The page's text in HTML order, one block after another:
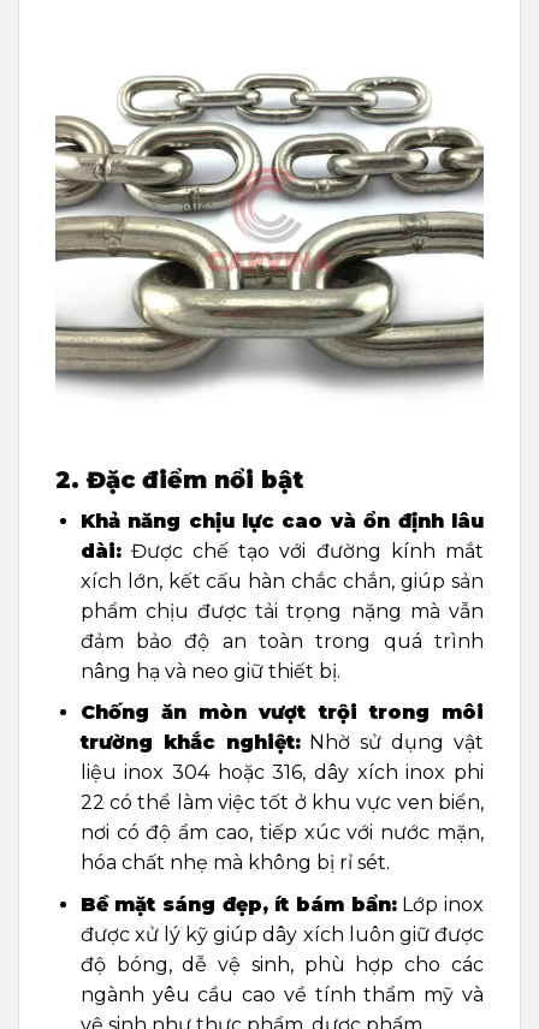
2. Đặc điểm nổi bật
Khả năng chịu lực cao và ổn định lâu
dài:Được chế tạo với đường kính mắt
xích lớn, kết cấu hàn chắc chắn, giúp sản
phẩm chịu được tải trọng nặng mà vẫn
đảm bảo độ an toàn trong quá trình
nâng hạ và neo giữ thiết bị.
Chống ăn mòn vượt trội trong môi
trường khắc nghiệt:Nhờ sử dụng vật
liệu inox 304 hoặc 316, dây xích inox phi
22 có thể làm việc tốt ở khu vực ven biển,
nơi có độ ẩm cao, tiếp xúc với nước mặn,
hóa chất nhẹ mà không bị rỉ sét.
Bề mặt sáng đẹp, ít bám bẩn:Lớp inox
được xử lý kỹ giúp dây xích luôn giữ được
độ bóng, dễ vệ sinh, phù hợp cho các
ngành yêu cầu cao về tính thẩm mỹ và